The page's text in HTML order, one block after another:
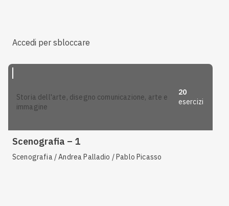
Accedi per sbloccare
storia dell'arte, disegno comunicazione, arte e
immagine
20
esercizi
Scenografia – 1
Scenografia / Andrea Palladio / Pablo Picasso